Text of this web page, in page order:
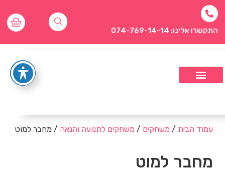
התקשרו אלינו: 074-769-14-14
עמוד הבית / משחקים / משחקים לתנועה והנאה / מחבר למוט
מחבר למוט